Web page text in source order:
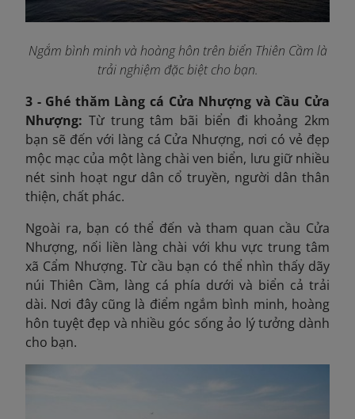
Ngắm bình minh và hoàng hôn trên biển Thiên Cầm là
trải nghiệm đặc biệt cho bạn.
3 - Ghé thăm Làng cá Cửa Nhượng và Cầu Cửa
Nhượng: Từ trung tâm bãi biển đi khoảng 2km
bạn sẽ đến với làng cá Cửa Nhượng, nơi có vẻ đẹp
mộc mạc của một làng chài ven biển, lưu giữ nhiều
nét sinh hoạt ngư dân cổ truyền, người dân thân
thiện, chất phác.
Ngoài ra, bạn có thể đến và tham quan cầu Cửa
Nhượng, nối liền làng chài với khu vực trung tâm
xã Cẩm Nhượng. Từ cầu bạn có thể nhìn thấy dãy
núi Thiên Cầm, làng cá phía dưới và biển cả trải
dài. Nơi đây cũng là điểm ngắm bình minh, hoàng
hôn tuyệt đẹp và nhiều góc sống ảo lý tưởng dành
cho bạn.